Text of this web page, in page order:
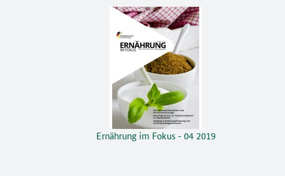
Ernährung im Fokus - 04 2019